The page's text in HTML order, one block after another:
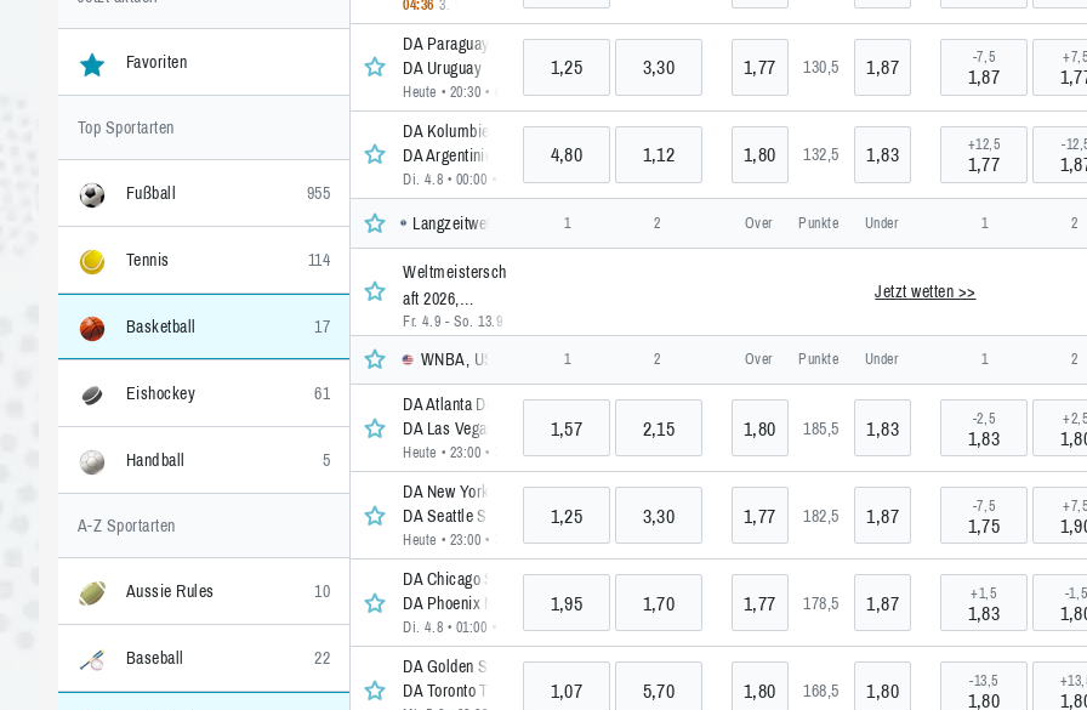
Favoriten
Top Sportarten
Fußball 955
Tennis 114
Basketball 17
Eishockey 61
Handball 5
A-Z Sportarten
Aussie Rules 10
Baseball 22
04:36 3. Viertel • 6 >>
DA Paraguay
DA Uruguay
Heute • 20:30 • 6 >>
1,25 3,30 1,77 130,5 1,87 -7,5
1,87
DA Kolumbien
DA Argentinien
Di. 4.8 • 00:00 • 8 >>
4,80 1,12 1,80 132,5 1,83 +12,5
1,77
-
Langzeitwetten, International
1 2 Over Punkte Under 1 2
Weltmeistersch
aft 2026,
Damen
Fr. 4.9 - So. 13.9
Jetzt wetten >>
WNBA, USA 1 2 Over Punkte Under 1 2
DA Atlanta Dream
DA Las Vegas Aces
Heute • 23:00 • 39 >>
1,57 2,15 1,80 185,5 1,83 -2,5
1,83
DA New York Liberty
DA Seattle Storm
Heute • 23:00 • 39 >>
1,25 3,30 1,77 182,5 1,87 -7,5
1,75
DA Chicago Sky
DA Phoenix Mercury
Di. 4.8 • 01:00 • 43 >>
1,95 1,70 1,77 178,5 1,87 +1,5
1,83
-1,5
DA Golden State Valkyries
DA Toronto Tempo
1,07 5,70 1,80 168,5 1,80 -13,5
1,80